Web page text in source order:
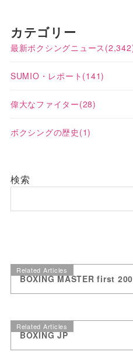
カテゴリー
最新ボクシングニュース
SUMIO・レポート (141)
偉大なファイター(28)
ボクシングの歴史 (1)
検索
Related Articles
BOXING MASTER first
Related Articles
BOXING JP